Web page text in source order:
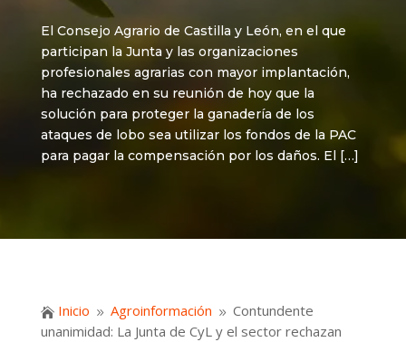
El Consejo Agrario de Castilla y León, en el que
participan la Junta y las organizaciones
profesionales agrarias con mayor implantación,
ha rechazado en su reunión de hoy que la
solución para proteger la ganadería de los
ataques de lobo sea utilizar los fondos de la PAC
para pagar la compensación por los daños. El […]
 Inicio 9 Agroinformación 9 Contundente
unanimidad: La Junta de CyL y el sector rechazan